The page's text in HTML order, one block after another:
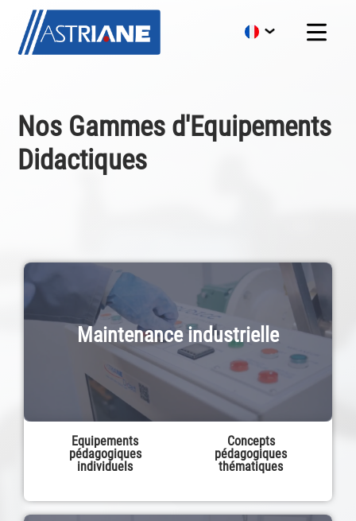
Nos Gammes d'Equipements
Didactiques
Maintenance industrielle
Equipements
pédagogiques
individuels
Concepts
pédagogiques
thématiques